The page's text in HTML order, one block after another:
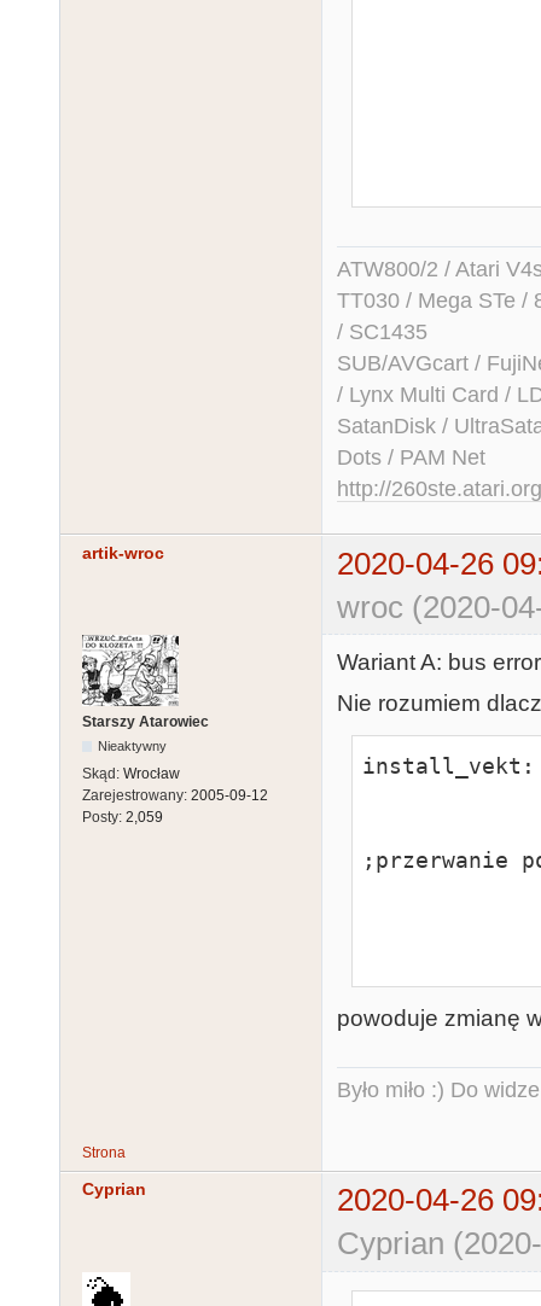
vekt_new:
routine
move.l
alten sp
vekt_exit:
ATW800/2 / Atari
TT030 / Mega STe /
/ SC1435
SUB/AVGcart /
/ Lynx Multi Card /
SatanDisk /
Dots / PAM Net
http://260ste.atari.org
artik-wroc
2020-04-26
wroc (2020-
Starszy Atarowiec
Nieaktywny
Skąd: Wrocław
Zarejestrowany: 2005-09-12
Posty: 2,059
Wariant A: bus error
Nie rozumiem
install_vekt:
;przerwanie
powoduje zmianę
Było miło :) Do
Strona
Cyprian
2020-04-26
Cyprian